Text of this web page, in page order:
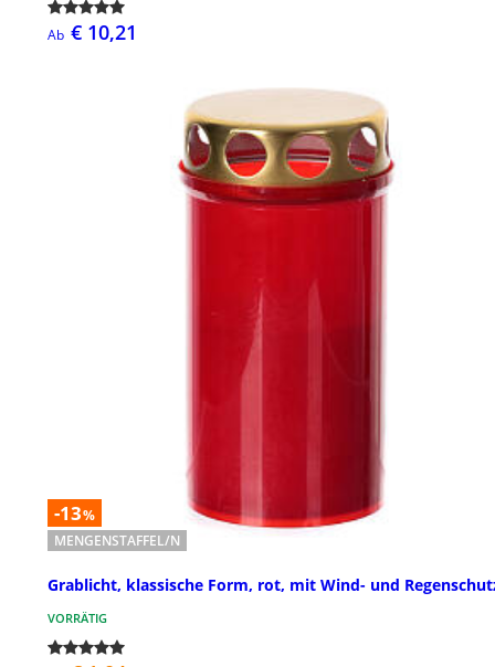
Ab € 10,21
-13%
MENGENSTAFFEL/N
Grablicht, klassische Form, rot, mit Wind- und
VORRÄTIG